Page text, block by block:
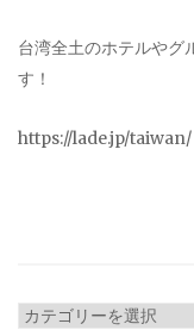
台湾全土のホテルやグ
す！
https://lade.jp/taiwan/
カ